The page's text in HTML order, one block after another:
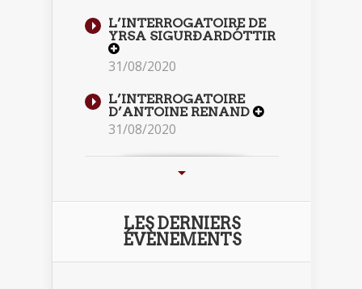
L’INTERROGATOIRE DE
YRSA SIGURÐARDÓTTIR
31/08/2020
L’INTERROGATOIRE
D’ANTOINE RENAND
31/08/2020
LES DERNIERS
ÉVÈNEMENTS